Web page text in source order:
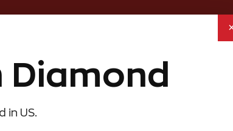
Diamond
in US.
Evlilik Teklifi Setler Özel Koleksiyonlar